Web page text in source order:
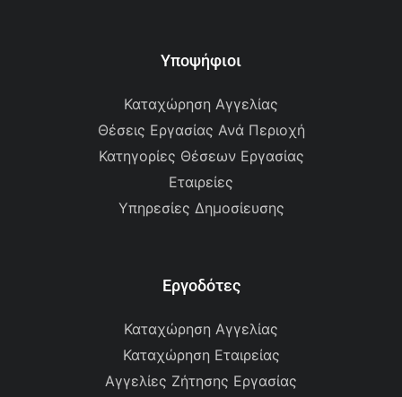
Υποψήφιοι
Καταχώρηση Αγγελίας
Θέσεις Εργασίας Ανά Περιοχή
Κατηγορίες Θέσεων Εργασίας
Εταιρείες
Υπηρεσίες Δημοσίευσης
Εργοδότες
Καταχώρηση Αγγελίας
Καταχώρηση Εταιρείας
Αγγελίες Ζήτησης Εργασίας